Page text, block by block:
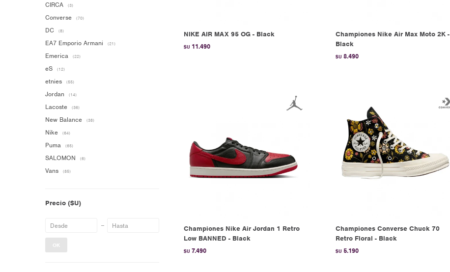
NIKE AIR MAX 95 OG - Black
$U 11.490
Championes Nike Air Max Moto 2K -
Black
$U 8.490
Championes Nike Air Jordan 1 Retro
Low BANNED - Black
$U 7.490
Championes Converse Chuck 70
Retro Floral - Black
$U 5.190
CIRCA (3)
Converse (70)
DC (8)
EA7 Emporio Armani (21)
Emerica (22)
eS (12)
etnies (55)
Jordan (14)
Lacoste (36)
New Balance (38)
Nike (64)
Puma (65)
SALOMON (6)
Vans (85)
Precio ($U)
OK